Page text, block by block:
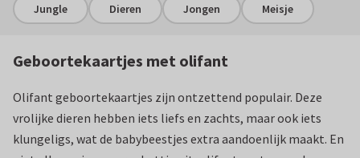
Jungle Dieren Jongen Meisje
Geboortekaartjes met olifant
Olifant geboortekaartjes zijn ontzettend populair. Deze
vrolijke dieren hebben iets liefs en zachts, maar ook iets
klungeligs, wat de babybeestjes extra aandoenlijk maakt. En